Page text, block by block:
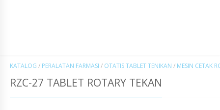
KATALOG / PERALATAN FARMASI / OTATIS TABLET TENIKAN / MESIN CETAK
RZC-27 TABLET ROTARY TEKAN